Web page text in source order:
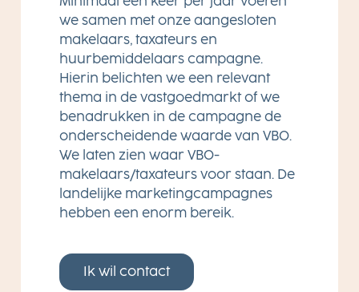
we samen met onze aangesloten
makelaars, taxateurs en
huurbemiddelaars campagne.
Hierin belichten we een relevant
thema in de vastgoedmarkt of we
benadrukken in de campagne de
onderscheidende waarde van VBO.
We laten zien waar VBO-
makelaars/taxateurs voor staan. De
landelijke marketingcampagnes
hebben een enorm bereik.
Ik wil contact